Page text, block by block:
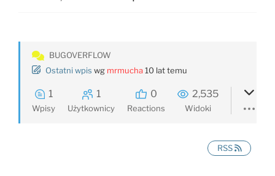
BUGOVERFLOW
Ostatni wpis wg mrmucha10 lat temu
1
Wpisy
1
Użytkownicy
0
Reactions
2,535
Widoki
RSS